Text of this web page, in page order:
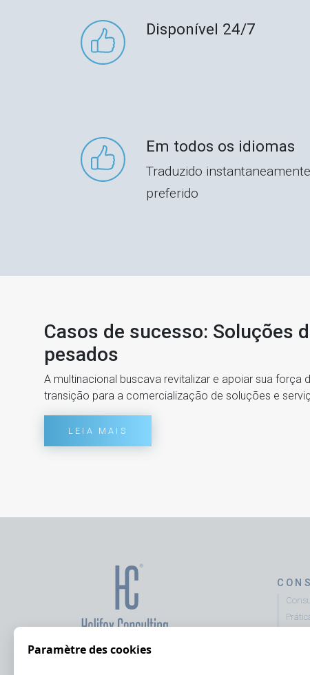
Disponível 24/7
Em todos os idiomas
Traduzido
preferido
Casos de sucesso: Soluções
pesados
A multinacional buscava revitalizar e apoiar sua força
transição para a comercialização de soluções e
LEIA MAIS
Paramètre des cookies